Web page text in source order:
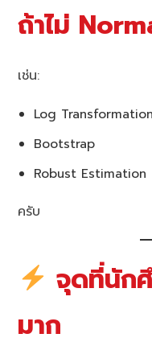
ถ้าไม่
เช่น:
Log Transformation
Bootstrap
Robust Estimation
ครับ
จุดที่นัก
มาก